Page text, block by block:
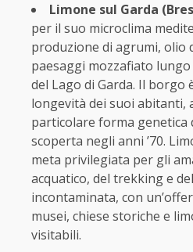
Limone sul Garda
per il suo microclima
produzione di agrumi, olio
paesaggi mozzafiato
del Lago di Garda. Il borgo
longevità dei suoi abitanti,
particolare forma genetica
scoperta negli anni ’70.
meta privilegiata per gli
acquatico, del trekking e
incontaminata, con
musei, chiese storiche e
visitabili.